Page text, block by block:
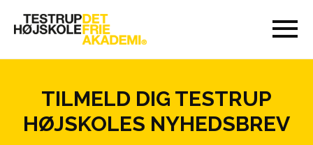
TILMELD DIG TESTRUP
HØJSKOLES NYHEDSBREV